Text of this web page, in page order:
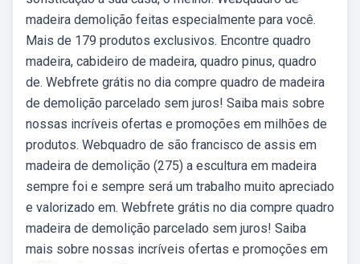
madeira demolição feitas especialmente para você.
Mais de 179 produtos exclusivos. Encontre quadro
madeira, cabideiro de madeira, quadro pinus, quadro
de. Webfrete grátis no dia compre quadro de madeira
de demolição parcelado sem juros! Saiba mais sobre
nossas incríveis ofertas e promoções em milhões de
produtos. Webquadro de são francisco de assis em
madeira de demolição (275) a escultura em madeira
sempre foi e sempre será um trabalho muito apreciado
e valorizado em. Webfrete grátis no dia compre quadro
madeira de demolição parcelado sem juros! Saiba
mais sobre nossas incríveis ofertas e promoções em